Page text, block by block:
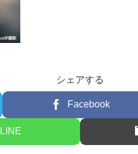
シェアする
Facebook
LINE